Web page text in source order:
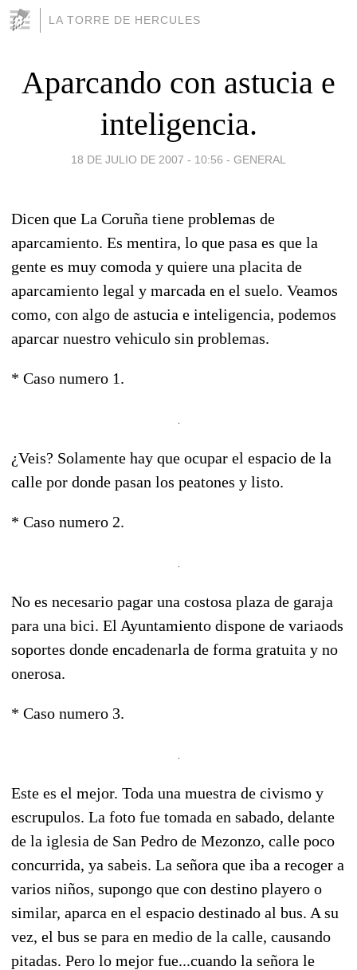
LA TORRE DE HERCULES
Aparcando con astucia e
inteligencia.
18 DE JULIO DE 2007 - 10:56 - GENERAL
Dicen que La Coruña tiene problemas de
aparcamiento. Es mentira, lo que pasa es que la
gente es muy comoda y quiere una placita de
aparcamiento legal y marcada en el suelo. Veamos
como, con algo de astucia e inteligencia, podemos
aparcar nuestro vehiculo sin problemas.
* Caso numero 1.
¿Veis? Solamente hay que ocupar el espacio de la
calle por donde pasan los peatones y listo.
* Caso numero 2.
No es necesario pagar una costosa plaza de garaja
para una bici. El Ayuntamiento dispone de variaods
soportes donde encadenarla de forma gratuita y no
onerosa.
* Caso numero 3.
Este es el mejor. Toda una muestra de civismo y
escrupulos. La foto fue tomada en sabado, delante
de la iglesia de San Pedro de Mezonzo, calle poco
concurrida, ya sabeis. La señora que iba a recoger a
varios niños, supongo que con destino playero o
similar, aparca en el espacio destinado al bus. A su
vez, el bus se para en medio de la calle, causando
pitadas. Pero lo mejor fue...cuando la señora le